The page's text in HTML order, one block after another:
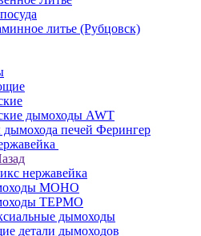
литье (Рубцовск)
дымоходы AWT
печей Ферингер
нержавейка
МОНО
ТЕРМО
дымоходы
детали дымоходов